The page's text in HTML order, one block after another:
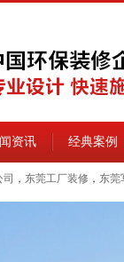
资讯 经典案例
， 东莞工厂装修 ， 东莞